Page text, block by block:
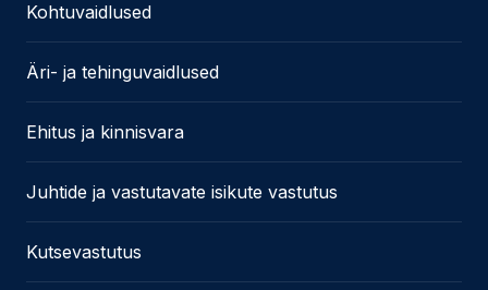
Kohtuvaidlused
Äri- ja tehinguvaidlused
Ehitus ja kinnisvara
Juhtide ja vastutavate isikute vastutus
Kutsevastutus